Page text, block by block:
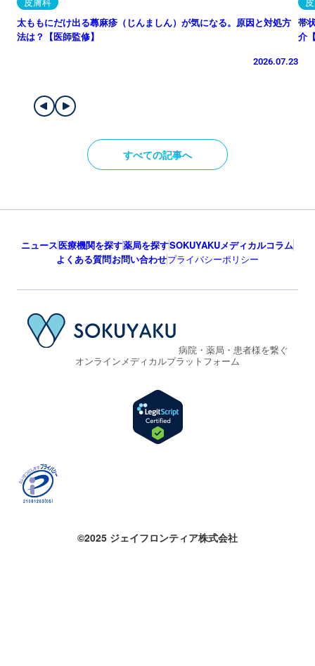
太ももにだけ出る蕁麻疹（じんましん）が気になる。原因と対処方
法は？【医師監修】
2026.07.23
帯
介
すべての記事へ
ニュース医療機関を探す薬局を探すSOKUYAKUメディカルコラム
よくある質問お問い合わせプライバシーポリシー
病院・薬局・患者様を繋ぐ
オンラインメディカルプラットフォーム
©2025 ジェイフロンティア株式会社